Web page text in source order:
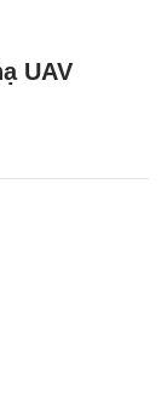
UAV